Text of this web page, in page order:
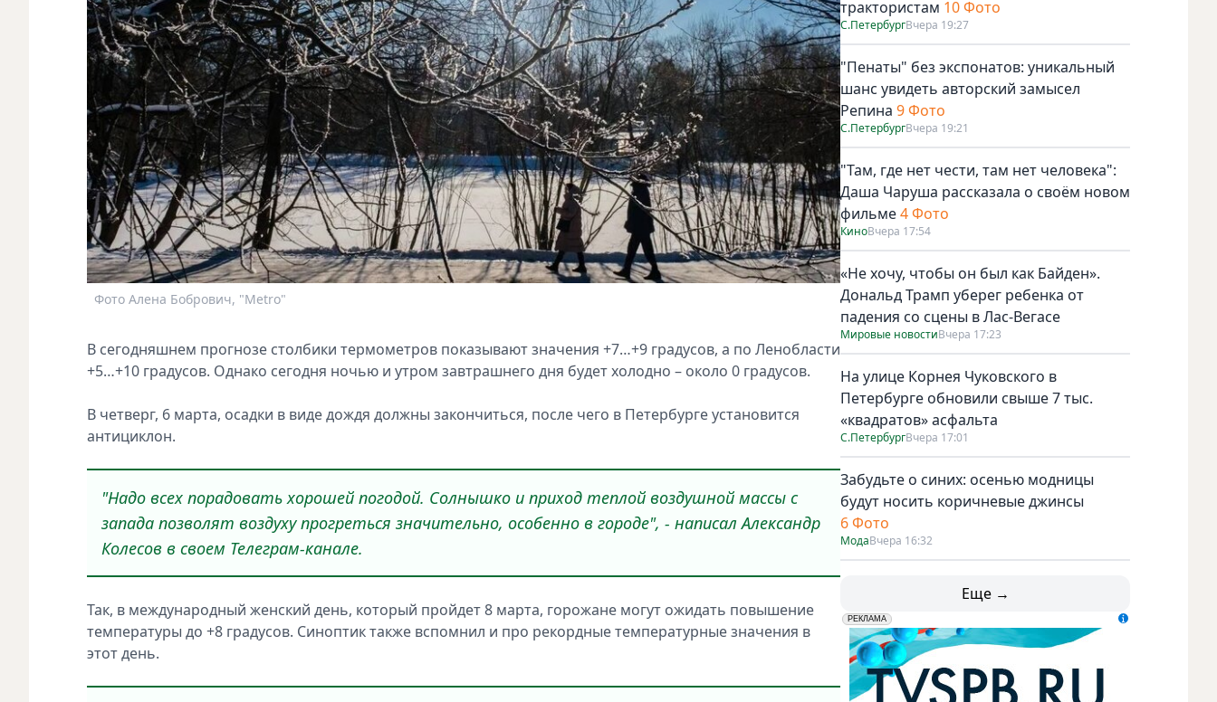
Фото Алена Бобрович, "Metro"
В сегодняшнем прогнозе столбики термометров показывают значения +7…+9 градусов, а по Ленобласти
+5…+10 градусов. Однако сегодня ночью и утром завтрашнего дня будет холодно – около 0 градусов.
В четверг, 6 марта, осадки в виде дождя должны закончиться, после чего в Петербурге установится
антициклон.
"Надо всех порадовать хорошей погодой. Солнышко и приход теплой воздушной массы с
запада позволят воздуху прогреться значительно, особенно в городе", - написал Александр
Колесов в своем Телеграм-канале.
Так, в международный женский день, который пройдет 8 марта, горожане могут ожидать повышение
температуры до +8 градусов. Синоптик также вспомнил и про рекордные температурные значения в
этот день.
трактористам 10 Фото
С.ПетербургВчера 19:27
"Пенаты" без экспонатов: уникальный
шанс увидеть авторский замысел
Репина 9 Фото
С.ПетербургВчера 19:21
"Там, где нет чести, там нет человека":
Даша Чаруша рассказала о своём новом
фильме4 Фото
КиноВчера 17:54
«Не хочу, чтобы он был как Байден».
Дональд Трамп уберег ребенка от
падения со сцены в Лас-Вегасе
Мировые новостиВчера 17:23
На улице Корнея Чуковского в
Петербурге обновили свыше 7 тыс.
«квадратов» асфальта
С.ПетербургВчера 17:01
Забудьте о синих: осенью модницы
будут носить коричневые джинсы
6 Фото
МодаВчера 16:32
Еще →
erid: LdtCK5udn
РЕКЛАМА
АО "ГАТР", ИНН: 7841320717